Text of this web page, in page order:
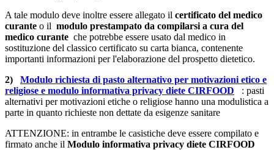
A tale modulo deve inoltre essere allegato il certificato del medico
curante o il modulo prestampato da compilarsi a cura del
medico curante che potrebbe essere usato dal medico in
sostituzione del classico certificato su carta bianca, contenente
importanti informazioni per l'elaborazione del prospetto dietetico.
2) Modulo richiesta di pasto alternativo per motivazioni etico e
religiose e modulo informativa privacy diete CIRFOOD
: pasti
alternativi per motivazioni etiche o religiose hanno una modulistica a
parte in quanto richieste non dettate da esigenze sanitare
ATTENZIONE: in entrambe le casistiche deve essere compilato e
firmato anche il Modulo informativa privacy diete CIRFOOD